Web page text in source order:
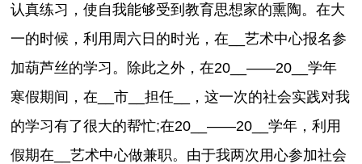
认真练习，使自我能够受到教育思想家的熏陶。在大
一的时候，利用周六日的时光，在__艺术中心报名参
加葫芦丝的学习。除此之外，在20__——20__学年
寒假期间，在__市__担任__，这一次的社会实践对我
的学习有了很大的帮忙;在20__——20__学年，利用
假期在__艺术中心做兼职。由于我两次用心参加社会